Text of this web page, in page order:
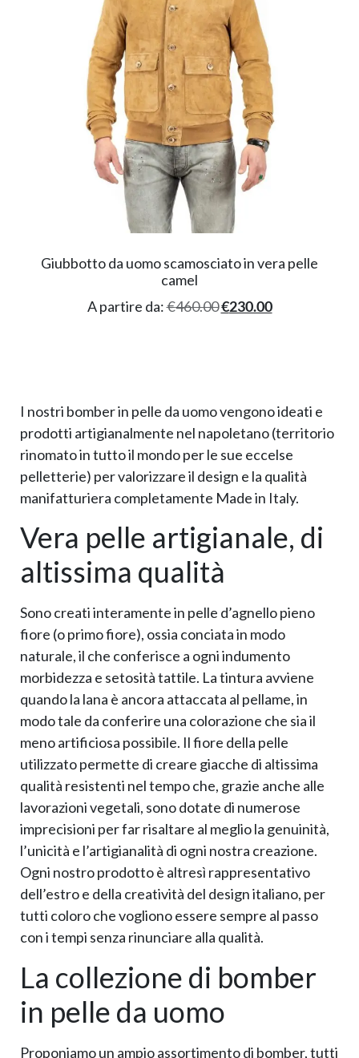
Giubbotto da uomo scamosciato in vera pelle
camel
A partire da:€460.00€230.00
I nostri bomber in pelle da uomo vengono ideati e
prodotti artigianalmente nel napoletano (territorio
rinomato in tutto il mondo per le sue eccelse
pelletterie) per valorizzare il design e la qualità
manifatturiera completamente Made in Italy.
Vera pelle artigianale, di
altissima qualità
Sono creati interamente in pelle d’agnello pieno
fiore (o primo fiore), ossia conciata in modo
naturale, il che conferisce a ogni indumento
morbidezza e setosità tattile. La tintura avviene
quando la lana è ancora attaccata al pellame, in
modo tale da conferire una colorazione che sia il
meno artificiosa possibile. Il fiore della pelle
utilizzato permette di creare giacche di altissima
qualità resistenti nel tempo che, grazie anche alle
lavorazioni vegetali, sono dotate di numerose
imprecisioni per far risaltare al meglio la genuinità,
l’unicità e l’artigianalità di ogni nostra creazione.
Ogni nostro prodotto è altresì rappresentativo
dell’estro e della creatività del design italiano, per
tutti coloro che vogliono essere sempre al passo
con i tempi senza rinunciare alla qualità.
La collezione di bomber
in pelle da uomo
Proponiamo un ampio assortimento di bomber, tutti